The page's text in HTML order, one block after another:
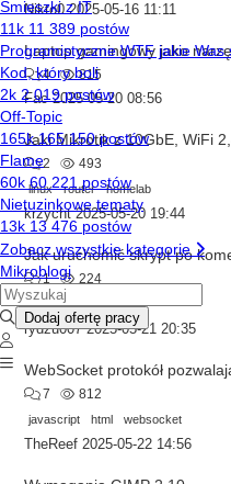
Nikto0 2025-05-16 11:11
4 815
Fac 2025-05-20 08:56
2
493
linux
router homelab
krzycht 2025-05-20 19:44
Jak uruchomić skrypt po
1
224
linux
rydzu007 2025-05-21 20:35
7
812
javascript
html websocket
TheReef 2025-05-22 14:56